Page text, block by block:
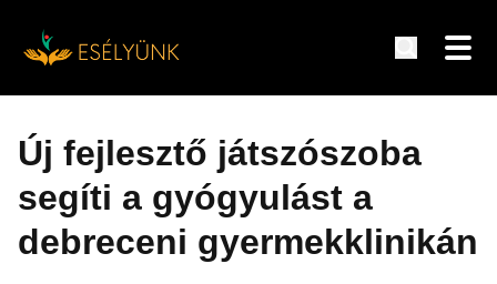
tartalomra
Új fejlesztő játszószoba
segíti a gyógyulást a
debreceni gyermekklinikán